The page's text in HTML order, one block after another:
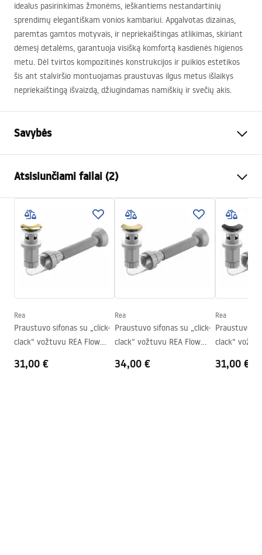
idealus pasirinkimas žmonėms, ieškantiems nestandartinių
sprendimų elegantiškam vonios kambariui. Apgalvotas dizainas,
paremtas gamtos motyvais, ir nepriekaištingas atlikimas, skiriant
dėmesį detalėms, garantuoja visišką komfortą kasdienės higienos
metu. Dėl tvirtos kompozitinės konstrukcijos ir puikios estetikos
šis ant stalviršio montuojamas praustuvas ilgus metus išlaikys
nepriekaištingą išvaizdą, džiugindamas namiškių ir svečių akis.
Savybės
Medžiaga
akmuo)
Spalva
Smėlinė, Akmens imitacija
Apdaila
Matinis
475mm
Plotis
400mm
Skylė baterijom
Ne
Perpildymo anga
Ne
Atsisiunčiami failai (2)
Surinkimo instrukcijos
Garantijos sąlygos
Rea
Praustuvo sifonas su „click-
clack“ vožtuvu REA Flow
31,00 €
Rea
Praustuvo sifonas su „click-
clack“ vožtuvu REA Flow
34,00 €
Rea
Praustuvo
clack“
31,00 €